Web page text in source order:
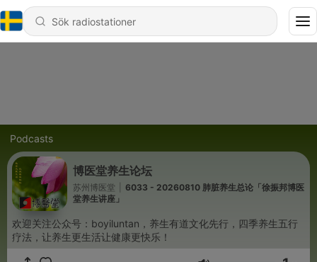
Podcasts
博医堂养生论坛
苏州博医堂
6033 - 20260810 肺脏养生总论「徐振邦博医
堂养生讲座」
欢迎关注公众号：boyiluntan，养生有道文化先行，四季养生五行
疗法，让养生更生活让健康更快乐！